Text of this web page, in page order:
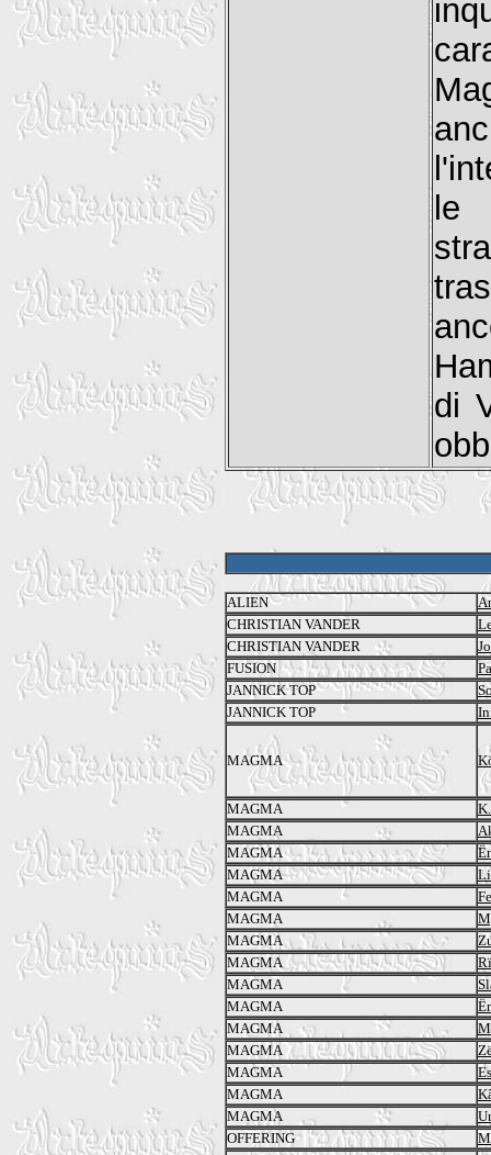
le
di
ALIEN
CHRISTIAN VANDER
CHRISTIAN VANDER
FUSION
JANNICK TOP
JANNICK TOP
MAGMA
MAGMA
MAGMA
MAGMA
MAGMA
MAGMA
MAGMA
MAGMA
MAGMA
MAGMA
MAGMA
MAGMA
MAGMA
MAGMA
MAGMA
MAGMA
OFFERING